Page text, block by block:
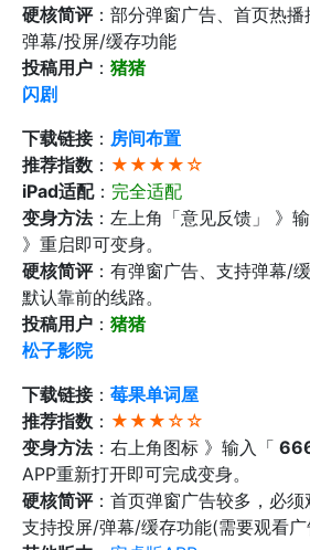
硬核简评：部分弹窗广告、首页热
弹幕/投屏/缓存功能
投稿用户 ： 猪猪
闪剧
下载链接： 房间布置
推荐指数 ： ★★★★☆
iPad适配： 完全适配
变身方法：左上角「意见反馈」 》
》重启即可变身。
硬核简评：有弹窗广告、支持弹幕/
默认靠前的线路。
投稿用户 ： 猪猪
松子影院
下载链接： 莓果单词屋
推荐指数 ： ★★★☆☆
变身方法：右上角图标 》输入「
APP重新打开即可完成变身。
硬核简评：首页弹窗广告较多，必须
支持投屏/弹幕/缓存功能(需要观看广